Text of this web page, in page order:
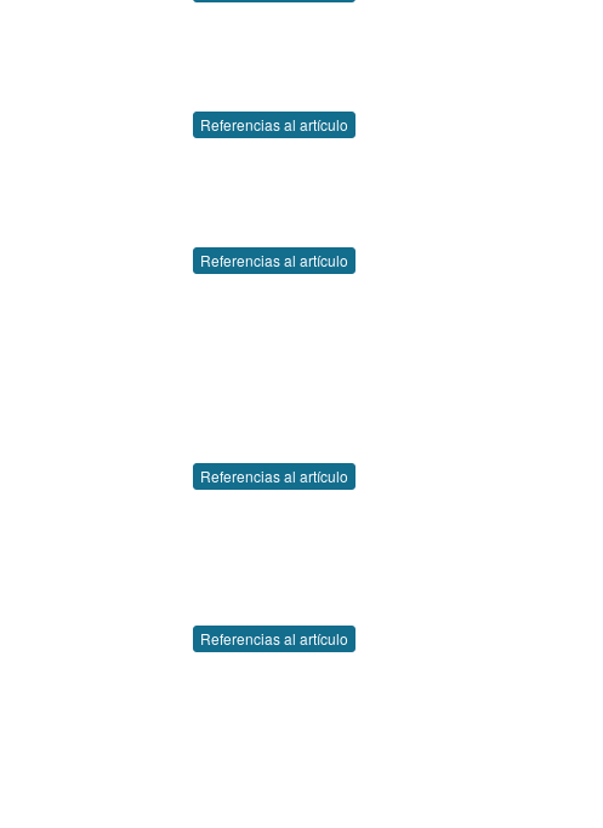
Referencias al artículo
Referencias al artículo
Referencias al artículo
Referencias al artículo